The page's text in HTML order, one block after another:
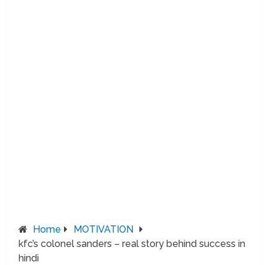
Home
MOTIVATION
kfc’s colonel sanders – real story behind success in
hindi